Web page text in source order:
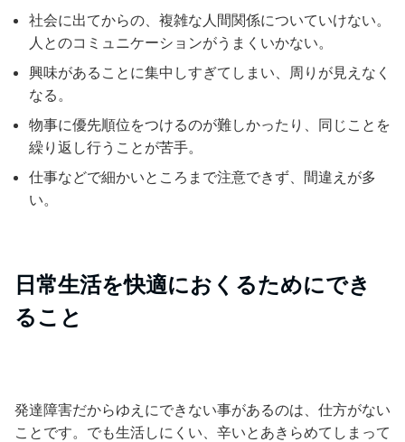
社会に出てからの、複雑な人間関係についていけない。
人とのコミュニケーションがうまくいかない。
興味があることに集中しすぎてしまい、周りが見えなく
なる。
物事に優先順位をつけるのが難しかったり、同じことを
繰り返し行うことが苦手。
仕事などで細かいところまで注意できず、間違えが多
い。
日常生活を快適におくるためにでき
ること
発達障害だからゆえにできない事があるのは、仕方がない
ことです。でも生活しにくい、辛いとあきらめてしまって